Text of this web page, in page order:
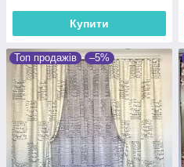
Купити
Топ продажів –5%